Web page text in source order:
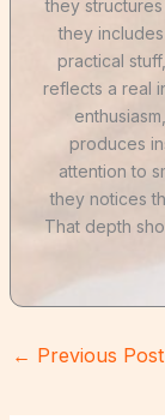
they
they
practical
reflects a real
produces
attention to
they notices
That depth
← Previous Post